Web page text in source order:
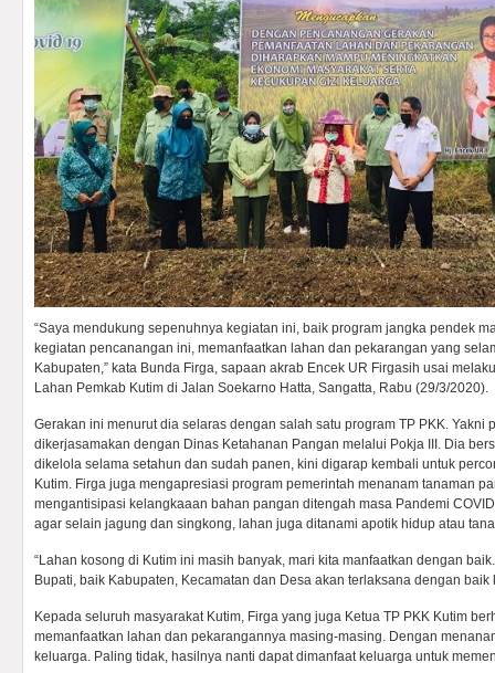
“Saya mendukung sepenuhnya kegiatan ini, baik program jangka pendek
kegiatan pencanangan ini, memanfaatkan lahan dan pekarangan yang
Kabupaten,” kata Bunda Firga, sapaan akrab Encek UR Firgasih usai
Lahan Pemkab Kutim di Jalan Soekarno Hatta, Sangatta, Rabu (29/3/2020).
Gerakan ini menurut dia selaras dengan salah satu program TP PKK. Yakni
dikerjasamakan dengan Dinas Ketahanan Pangan melalui Pokja III. Dia
dikelola selama setahun dan sudah panen, kini digarap kembali untuk
Kutim. Firga juga mengapresiasi program pemerintah menanam tanaman
mengantisipasi kelangkaaan bahan pangan ditengah masa Pandemi
agar selain jagung dan singkong, lahan juga ditanami apotik hidup atau
“Lahan kosong di Kutim ini masih banyak, mari kita manfaatkan dengan
Bupati, baik Kabupaten, Kecamatan dan Desa akan terlaksana dengan baik
Kepada seluruh masyarakat Kutim, Firga yang juga Ketua TP PKK Kutim
memanfaatkan lahan dan pekarangannya masing-masing. Dengan
keluarga. Paling tidak, hasilnya nanti dapat dimanfaat keluarga untuk